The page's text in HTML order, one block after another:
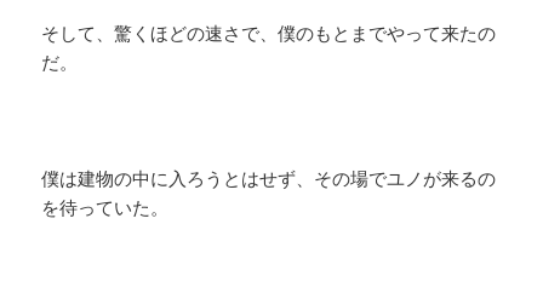
そして、驚くほどの速さで、僕のもとまでやって来たの
だ。
僕は建物の中に入ろうとはせず、その場でユノが来るの
を待っていた。